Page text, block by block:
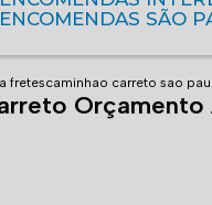
SÃO
fretescaminhao carreto sao
Orçamento